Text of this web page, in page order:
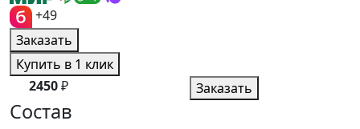
+49
Заказать
Купить в 1 клик
2450₽ Заказать
Состав